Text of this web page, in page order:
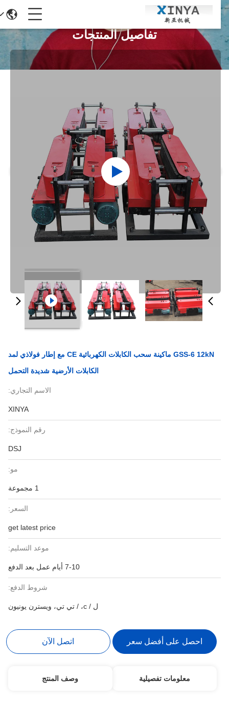
تفاصيل المنتجات
GSS-6 12kN ماكينة سحب الكابلات الكهربائية CE مع إطار فولاذي لمد
الكابلات الأرضية شديدة التحمل
الاسم التجاري:
XINYA
رقم النموذج:
DSJ
مو:
السعر:
get latest price
موعد التسليم:
7-10 أيام عمل بعد الدفع
شروط الدفع:
ل / c، / تي تي، ويسترن يونيون
احصل على أفضل سعر اتصل الآن
معلومات تفصيلية وصف المنتج